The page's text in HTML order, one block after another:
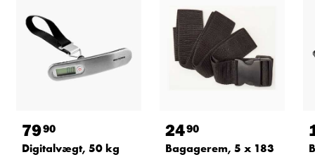
7990
Digitalvægt, 50 kg
2490
Bagagerem, 5 x 183